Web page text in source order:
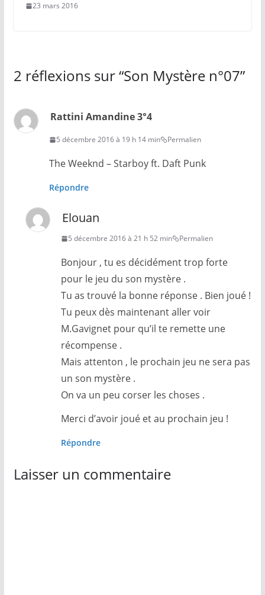
23 mars 2016
2 réflexions sur “Son Mystère n°07”
Rattini Amandine 3°4
5 décembre 2016 à 19 h 14 min Permalien
The Weeknd – Starboy ft. Daft Punk
Répondre
Elouan
5 décembre 2016 à 21 h 52 min Permalien
Bonjour , tu es décidément trop forte
pour le jeu du son mystère .
Tu as trouvé la bonne réponse . Bien joué !
Tu peux dès maintenant aller voir
M.Gavignet pour qu’il te remette une
récompense .
Mais attenton , le prochain jeu ne sera pas
un son mystère .
On va un peu corser les choses .
Merci d’avoir joué et au prochain jeu !
Répondre
Laisser un commentaire